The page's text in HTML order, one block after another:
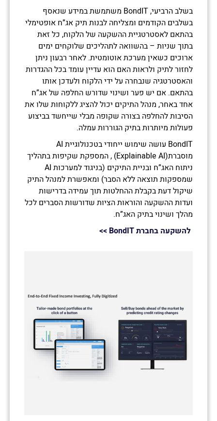
בשלב הרביעי, BondIT משתמשת במידע שנאסף
בשלבים הקודמים ומצליחה לבנות תיק אג”ח אופטימלי
בהתאם לאסטרטגיית ההשקעה של הלקוח, כל זאת
בתוך שניות – בהשוואה לתהליכים שלוקחים ימים
ארוכים כשאין מערכת אוטומטית. לאחר רבעון ניתן
לחזור לתיק ולראות האם הוא עדיין עומד בכל ההגדרות
והאסטרטגיה שנבחרה על ידי הלקוח ולעדכן אותו
בהתאם. אם יש פער ושינוי שדורש החלפה של אג”ח
אחד באחר, מנהל התיקים יכול להציג ללקוחות שלו את
הסיבות להחלפה בצורה שקופה מבלי שייחשד בביצוע
פעולות מיותרות בתיק הגוררות עמלה.
BondIT עושה שימוש ייחודי בטכנולוגיית AI
מוסברת(Explainable AI) , המספקת שקיפות בתהליך
ניתוח האג”ח ובניית התיקים (בניגוד למערכות AI
שמספקות תוצאה ללא הסבר) ומאפשרת למנהל התיק
שיקול דעת בקבלת ההחלטות תוך עמידה בדרישות
ועדות ההשקעה והוראות הציות שדורשות הסברים לכל
מהלך ושינוי בתיק האג”ח.
להשקעה בחברתBondIT
>>
נשמח לחזור אליכם ולספק לכם מידע
אודות
הזדמנויות ההשקעה הפתוחות כעת.
מאשר/ת הצטרפות לרשימת דיוור לקבלת חדשות
ועדכונים